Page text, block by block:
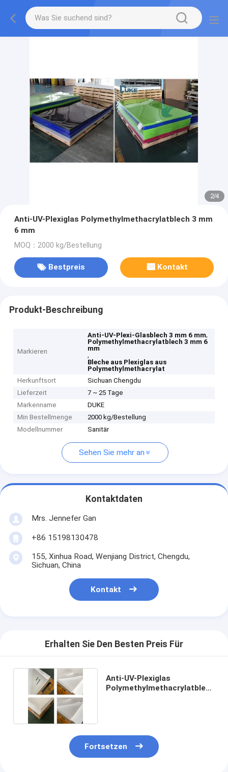
2/4
Anti-UV-Plexiglas Polymethylmethacrylatblech 3 mm
6 mm
MOQ：2000 kg/Bestellung
Bestpreis Kontakt
Produkt-Beschreibung
Markieren
Anti-UV-Plexi-Glasblech 3 mm 6 mm,
Polymethylmethacrylatblech 3 mm 6
mm
,
Bleche aus Plexiglas aus
Polymethylmethacrylat
Herkunftsort
Sichuan Chengdu
Lieferzeit
7 ~ 25 Tage
Markenname
DUKE
Min Bestellmenge
2000 kg/Bestellung
Modellnummer
Sanitär
Sehen Sie mehr an
Kontaktdaten
Mrs. Jennefer Gan
+86 15198130478
155, Xinhua Road, Wenjiang District, Chengdu,
Sichuan, China
Kontakt
Erhalten Sie Den Besten Preis Für
Anti-UV-Plexiglas
Polymethylmethacrylatblech
Fortsetzen